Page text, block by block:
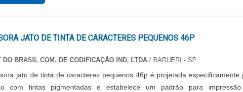
JATO DE TINTA DE CARACTERES PEQUENOS 46P
DO BRASIL COM. DE CODIFICAÇÃO IND. LTDA/ BARUERI - SP
jato de tinta de caracteres pequenos 46p é projetada especificamente
com tintas pigmentadas e estabelece um padrão para